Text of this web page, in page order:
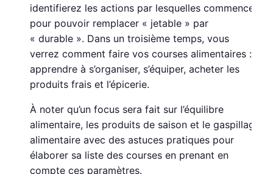
identifierez les actions par lesquelles commencer
pour pouvoir remplacer « jetable » par
« durable ». Dans un troisième temps, vous
verrez comment faire vos courses alimentaires :
apprendre à s’organiser, s’équiper, acheter les
produits frais et l’épicerie.
À noter qu’un focus sera fait sur l’équilibre
alimentaire, les produits de saison et le gaspillage
alimentaire avec des astuces pratiques pour
élaborer sa liste des courses en prenant en
compte ces paramètres.